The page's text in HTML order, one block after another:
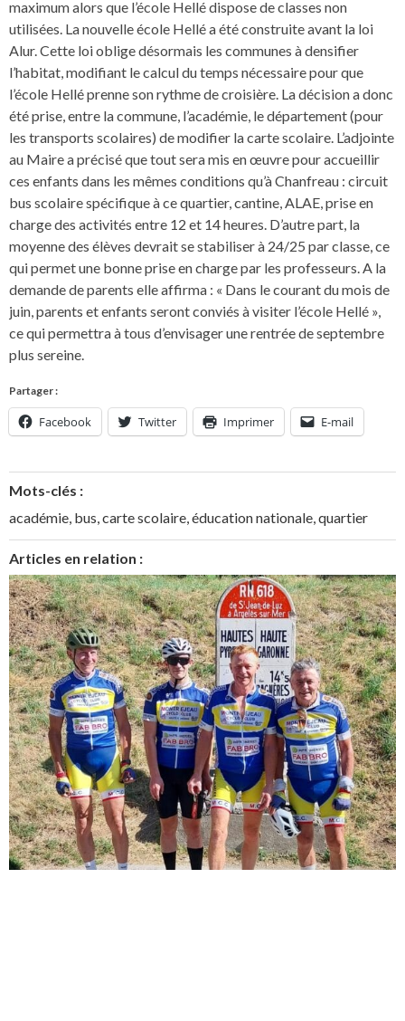
maximum alors que l’école Hellé dispose de classes non
utilisées. La nouvelle école Hellé a été construite avant la loi
Alur. Cette loi oblige désormais les communes à densifier
l’habitat, modifiant le calcul du temps nécessaire pour que
l’école Hellé prenne son rythme de croisière. La décision a donc
été prise, entre la commune, l’académie, le département (pour
les transports scolaires) de modifier la carte scolaire. L’adjointe
au Maire a précisé que tout sera mis en œuvre pour accueillir
ces enfants dans les mêmes conditions qu’à Chanfreau : circuit
bus scolaire spécifique à ce quartier, cantine, ALAE, prise en
charge des activités entre 12 et 14 heures. D’autre part, la
moyenne des élèves devrait se stabiliser à 24/25 par classe, ce
qui permet une bonne prise en charge par les professeurs. A la
demande de parents elle affirma : « Dans le courant du mois de
juin, parents et enfants seront conviés à visiter l’école Hellé »,
ce qui permettra à tous d’envisager une rentrée de septembre
plus sereine.
Partager :
Facebook Twitter Imprimer E-mail
Mots-clés :
académie, bus,carte scolaire,éducation nationale,quartier
Articles en relation :